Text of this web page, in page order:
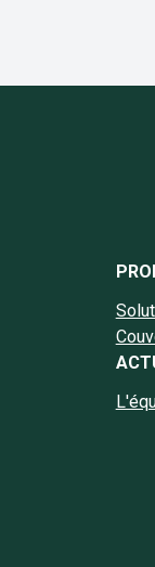
Cereapro
Twitter
chaine